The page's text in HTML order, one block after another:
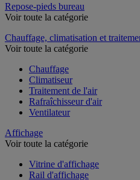
Repose-pieds bureau
Voir toute la catégorie
Chauffage, climatisation et
Voir toute la catégorie
Chauffage
Climatiseur
Traitement de l'air
Rafraîchisseur d'air
Ventilateur
Affichage
Voir toute la catégorie
Vitrine d'affichage
Rail d'affichage